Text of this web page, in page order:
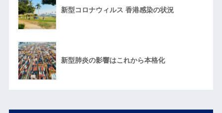
新型コロナウィルス 香港感染の状況
新型肺炎の影響はこれから本格化